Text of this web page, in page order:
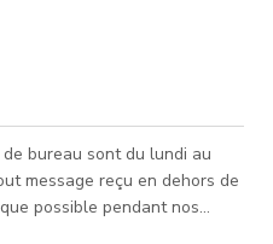
message reçu en dehors de
possible pendant nos